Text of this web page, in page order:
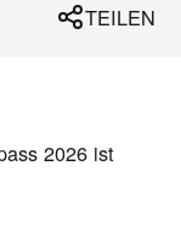
TEILEN
2026 ist